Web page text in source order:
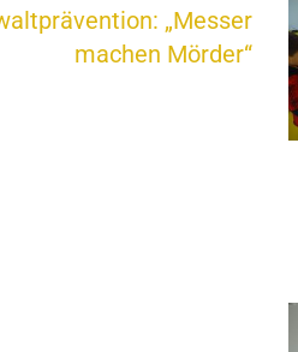
„Messer
machen Mörder“